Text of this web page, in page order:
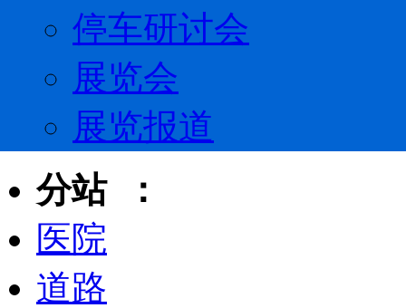
停车研讨会
展览会
展览报道
分站 ：
医院
道路